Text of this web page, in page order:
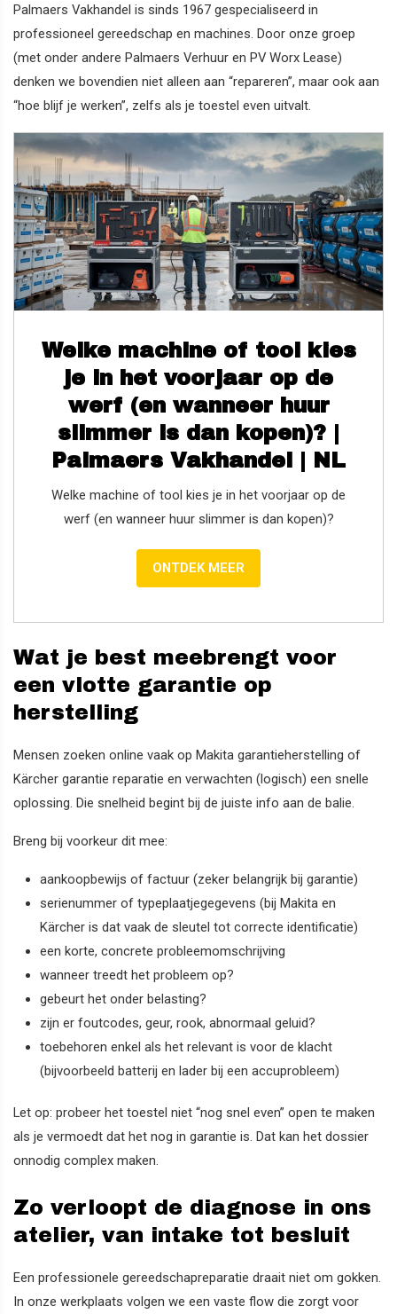
Palmaers Vakhandel is sinds 1967 gespecialiseerd in
professioneel gereedschap en machines. Door onze groep
(met onder andere Palmaers Verhuur en PV Worx Lease)
denken we bovendien niet alleen aan “repareren”, maar ook aan
“hoe blijf je werken”, zelfs als je toestel even uitvalt.
Welke machine of tool kies
je in het voorjaar op de
werf (en wanneer huur
slimmer is dan kopen)? |
Palmaers Vakhandel | NL
Welke machine of tool kies je in het voorjaar op de
werf (en wanneer huur slimmer is dan kopen)?
ONTDEK MEER
Wat je best meebrengt voor
een vlotte garantie op
herstelling
Mensen zoeken online vaak op Makita garantieherstelling of
Kärcher garantie reparatie en verwachten (logisch) een snelle
oplossing. Die snelheid begint bij de juiste info aan de balie.
Breng bij voorkeur dit mee:
aankoopbewijs of factuur (zeker belangrijk bij garantie)
serienummer of typeplaatjegegevens (bij Makita en
Kärcher is dat vaak de sleutel tot correcte identificatie)
een korte, concrete probleemomschrijving
wanneer treedt het probleem op?
gebeurt het onder belasting?
zijn er foutcodes, geur, rook, abnormaal geluid?
toebehoren enkel als het relevant is voor de klacht
(bijvoorbeeld batterij en lader bij een accuprobleem)
Let op: probeer het toestel niet “nog snel even” open te maken
als je vermoedt dat het nog in garantie is. Dat kan het dossier
onnodig complex maken.
Zo verloopt de diagnose in ons
atelier, van intake tot besluit
Een professionele gereedschapreparatie draait niet om gokken.
In onze werkplaats volgen we een vaste flow die zorgt voor